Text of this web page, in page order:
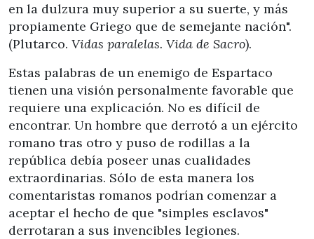
en la dulzura muy superior a su suerte, y más
propiamente Griego que de semejante nación".
(Plutarco. Vidas paralelas. Vida de Sacro).
Estas palabras de un enemigo de Espartaco
tienen una visión personalmente favorable que
requiere una explicación. No es difícil de
encontrar. Un hombre que derrotó a un ejército
romano tras otro y puso de rodillas a la
república debía poseer unas cualidades
extraordinarias. Sólo de esta manera los
comentaristas romanos podrían comenzar a
aceptar el hecho de que "simples esclavos"
derrotaran a sus invencibles legiones.